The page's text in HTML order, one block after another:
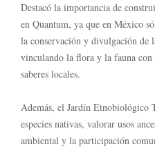
Destacó la importancia de
en Quantum, ya que en México
la conservación y divulgación de
vinculando la flora y la fauna
saberes locales.
Además, el Jardín Etnobiológico
especies nativas, valorar usos
ambiental y la participación